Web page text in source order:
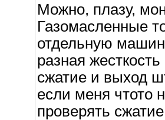
Можно, плазу,
Газомасленные
отдельную
разная
сжатие и выход
если меня чтото
проверять